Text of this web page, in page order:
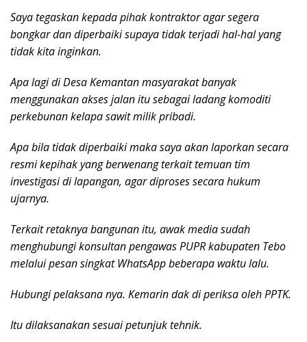
Saya tegaskan kepada pihak kontraktor agar segera
bongkar dan diperbaiki supaya tidak terjadi hal-hal yang
tidak kita inginkan.
Apa lagi di Desa Kemantan masyarakat banyak
menggunakan akses jalan itu sebagai ladang komoditi
perkebunan kelapa sawit milik pribadi.
Apa bila tidak diperbaiki maka saya akan laporkan secara
resmi kepihak yang berwenang terkait temuan tim
investigasi di lapangan, agar diproses secara hukum
ujarnya.
Terkait retaknya bangunan itu, awak media sudah
menghubungi konsultan pengawas PUPR kabupaten Tebo
melalui pesan singkat WhatsApp beberapa waktu lalu.
Hubungi pelaksana nya. Kemarin dak di periksa oleh PPTK.
Itu dilaksanakan sesuai petunjuk tehnik.